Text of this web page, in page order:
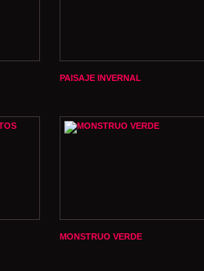
PAISAJE INVERNAL
MONSTRUO VERDE